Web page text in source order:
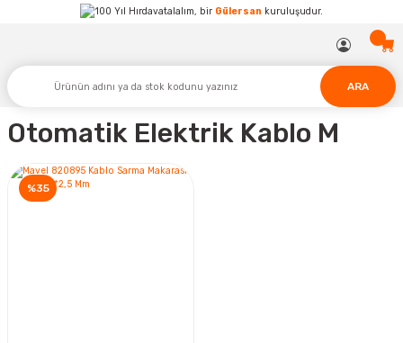
Hırdavatalalım, bir Gülersan kuruluşudur.
ARA
Otomatik Elektrik Kablo M
%35